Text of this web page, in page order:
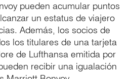
pueden acumular puntos
un estatus de viajero
Además, los socios de
los titulares de una tarjeta
de Lufthansa emitida por
recibir una igualación